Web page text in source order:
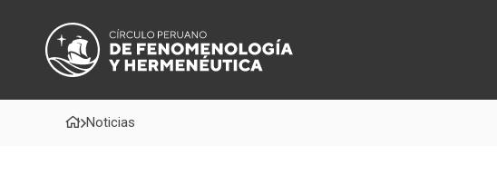
Noticias